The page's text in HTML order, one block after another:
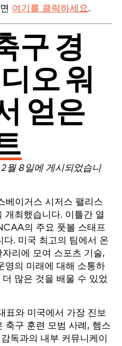
여기를 클릭하세요.
구 경
오 워
얻은
월 8일에 게시되었습니
베이거스 시저스 팰리스
개최했습니다. 이틀간 열
의 주요 풋볼 스태프
다. 미국 최고의 팀에서 온
리에 모여 스포츠 기술,
영의 미래에 대해 소통하
많은 것을 배울 수 있었
표와 미국에서 가장 진보
축구 훈련 모범 사례, 햄스
독과의 내부 커뮤니케이